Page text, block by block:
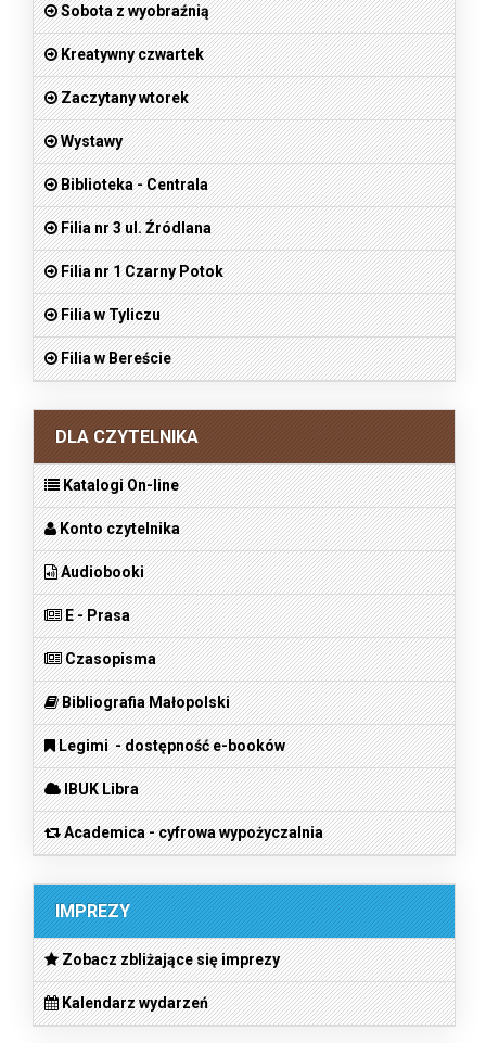
Sobota z wyobraźnią
Kreatywny czwartek
Zaczytany wtorek
Wystawy
Biblioteka - Centrala
Filia nr 3 ul. Źródlana
Filia nr 1 Czarny Potok
Filia w Tyliczu
Filia w Bereście
DLA CZYTELNIKA
Katalogi On-line
Konto czytelnika
Audiobooki
E - Prasa
Czasopisma
Bibliografia Małopolski
Legimi - dostępność e-booków
IBUK Libra
Academica - cyfrowa wypożyczalnia
IMPREZY
Zobacz zbliżające się imprezy
Kalendarz wydarzeń